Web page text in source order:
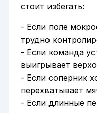
стоит избегать:
- Если поле
трудно
- Если команда
выигрывает
- Если соперник
перехватывает
- Если длинные